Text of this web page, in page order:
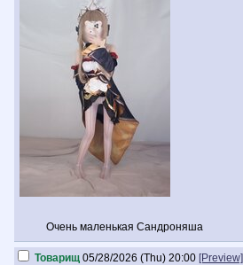
Очень маленькая Сандроняша
Товарищ 05/28/2026 (Thu) 20:00 [Preview]